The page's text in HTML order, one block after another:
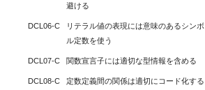
避ける
DCL06-C
リテラル値の表現には意味のあるシンボ
ル定数を使う
DCL07-C 関数宣言子には適切な型情報を含める
DCL08-C 定数定義間の関係は適切にコード化する